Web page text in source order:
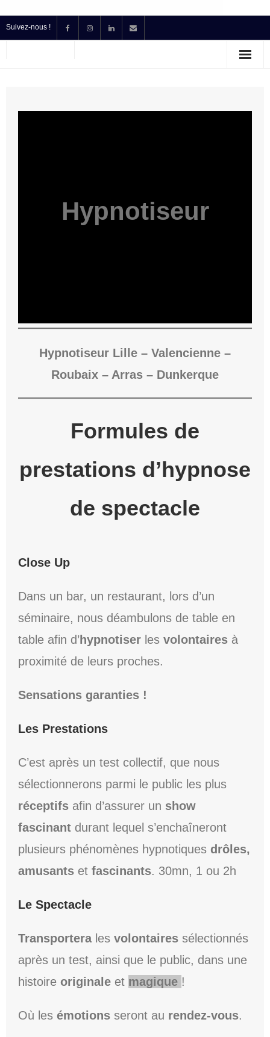
Suivez-nous !
Prestataire Technique Événementiel
Hypnotiseur
Hypnotiseur Lille – Valencienne –
Roubaix – Arras – Dunkerque
Formules de
prestations d’hypnose
de spectacle
Close Up
Dans un bar, un restaurant, lors d’un
séminaire, nous déambulons de table en
table afin d’hypnotiser les volontaires à
proximité de leurs proches.
Sensations garanties !
Les Prestations
C’est après un test collectif, que nous
sélectionnerons parmi le public les plus
réceptifs afin d’assurer un show
fascinant durant lequel s’enchaîneront
plusieurs phénomènes hypnotiques drôles,
amusants et fascinants. 30mn, 1 ou 2h
Le Spectacle
Transporterales volontaires sélectionnés
après un test, ainsi que le public, dans une
histoire originale et magique !
Où les émotions seront au rendez-vous.